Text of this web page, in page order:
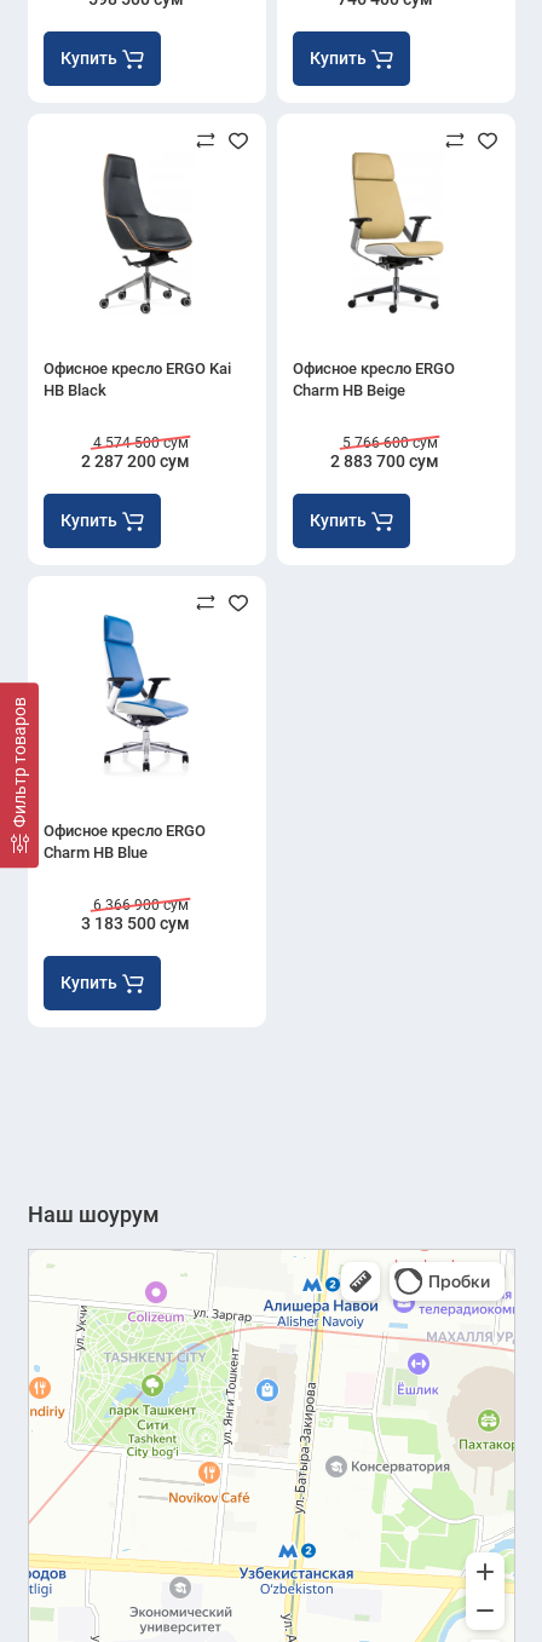
Фильтр товаров
Купить Купить
Офисное кресло ERGO Kai
HB Black
2 287 200 сум
4 574 500 сум
Купить
Офисное кресло ERGO
Charm HB Beige
2 883 700 сум
5 766 600 сум
Купить
Офисное кресло ERGO
Charm HB Blue
3 183 500 сум
6 366 900 сум
Купить
Наш шоурум